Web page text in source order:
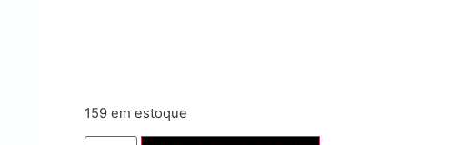
159 em estoque